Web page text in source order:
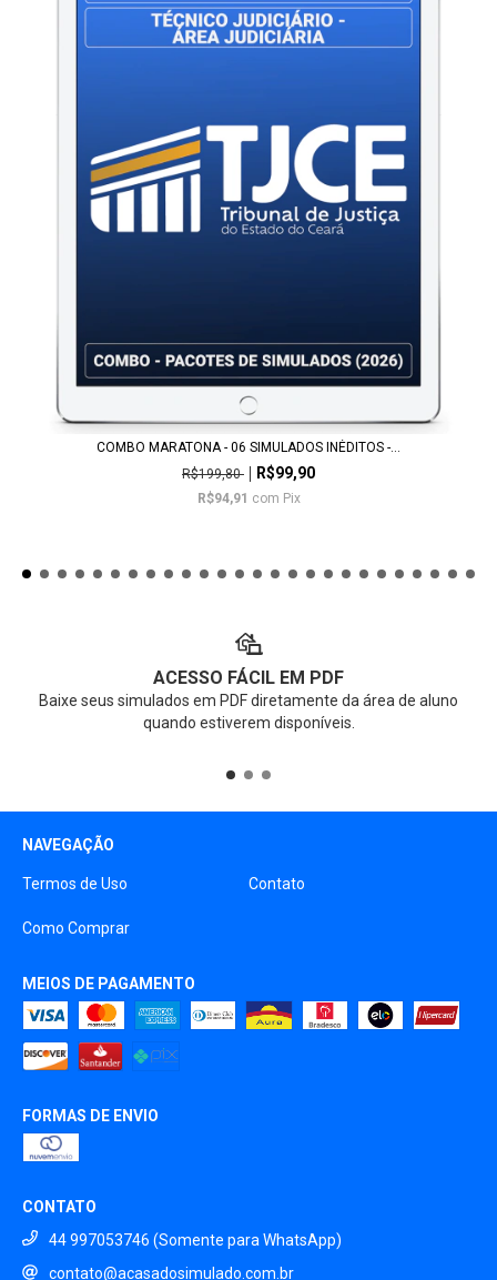
COMBO MARATONA - 06 SIMULADOS INÉDITOS -...
R$199,80
R$99,90
R$94,91 com Pix
ACESSO FÁCIL EM PDF
Baixe seus simulados em PDF diretamente da área de aluno
quando estiverem disponíveis.
NAVEGAÇÃO
Termos de Uso Contato
Como Comprar
MEIOS DE PAGAMENTO
FORMAS DE ENVIO
CONTATO
44 997053746 (Somente para WhatsApp)
contato@acasadosimulado.com.br